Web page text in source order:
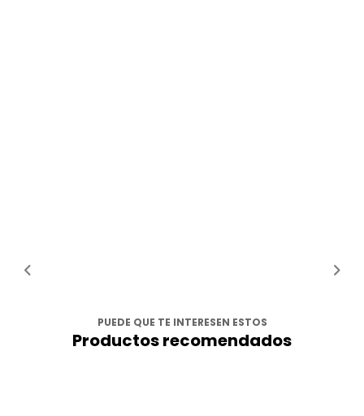
PUEDE QUE TE INTERESEN ESTOS
Productos recomendados